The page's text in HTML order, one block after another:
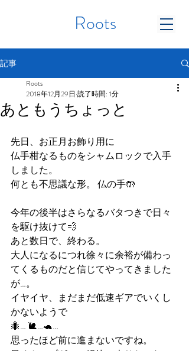
Roots
記事
あともうちょっと
Roots
2018年12月29日 読了時間: 1分
先日、お正月お飾り用に
仏手柑なるものをシャムロックで入手
しました。
何とも不思議な形。 仏の手🤲
今年の後半はさらなるバタつきで日々
を駆け抜けて💨
あと数日で、終わる。
大人になるにつれ徐々に余裕が備わっ
てくるものだと信じてやってきました
が…。
イヤイヤ、まだまだ低速ギアでいくし
かないようで
🐜… 🐌…🐢…
思ったほど前に進まないですね。